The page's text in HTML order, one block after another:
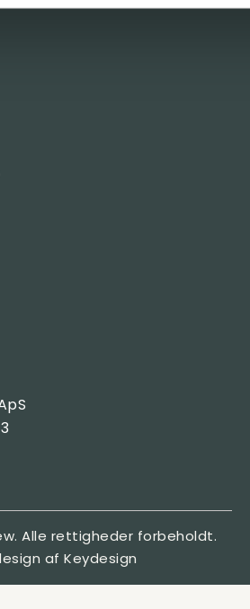
Alle rettigheder forbeholdt.
af Keydesign